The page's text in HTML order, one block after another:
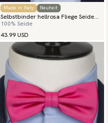
Made in Italy Neuheit
Selbstbinder hellrosa Fliege Seide
Grenadine
100% Seide
43.99 USD